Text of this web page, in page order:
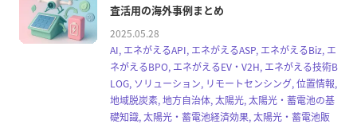
査活用の海外事例まとめ
2025.05.28
AI, エネがえるAPI, エネがえるASP, エネがえるBiz, エ
ネがえるBPO, エネがえるEV・V2H, エネがえる技術B
LOG, ソリューション, リモートセンシング, 位置情報,
地域脱炭素, 地方自治体, 太陽光, 太陽光・蓄電池の基
礎知識, 太陽光・蓄電池経済効果, 太陽光・蓄電池販